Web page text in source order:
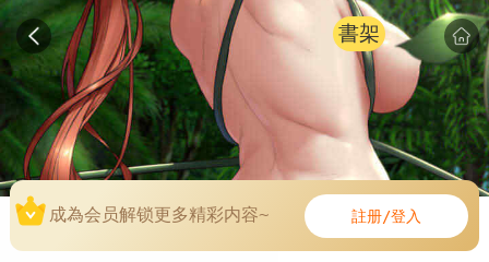
書架
成為会员解锁更多精彩内容~ 註册/登入